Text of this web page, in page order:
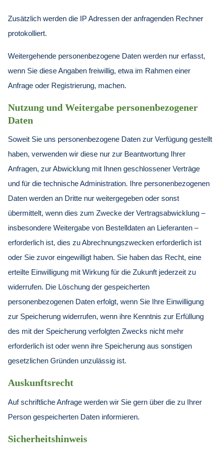
Zusätzlich werden die IP Adressen der anfragenden Rechner
protokolliert.
Weitergehende personenbezogene Daten werden nur erfasst,
wenn Sie diese Angaben freiwillig, etwa im Rahmen einer
Anfrage oder Registrierung, machen.
Nutzung und Weitergabe personenbezogener
Daten
Soweit Sie uns personenbezogene Daten zur Verfügung gestellt
haben, verwenden wir diese nur zur Beantwortung Ihrer
Anfragen, zur Abwicklung mit Ihnen geschlossener Verträge
und für die technische Administration. Ihre personenbezogenen
Daten werden an Dritte nur weitergegeben oder sonst
übermittelt, wenn dies zum Zwecke der Vertragsabwicklung –
insbesondere Weitergabe von Bestelldaten an Lieferanten –
erforderlich ist, dies zu Abrechnungszwecken erforderlich ist
oder Sie zuvor eingewilligt haben. Sie haben das Recht, eine
erteilte Einwilligung mit Wirkung für die Zukunft jederzeit zu
widerrufen. Die Löschung der gespeicherten
personenbezogenen Daten erfolgt, wenn Sie Ihre Einwilligung
zur Speicherung widerrufen, wenn ihre Kenntnis zur Erfüllung
des mit der Speicherung verfolgten Zwecks nicht mehr
erforderlich ist oder wenn ihre Speicherung aus sonstigen
gesetzlichen Gründen unzulässig ist.
Auskunftsrecht
Auf schriftliche Anfrage werden wir Sie gern über die zu Ihrer
Person gespeicherten Daten informieren.
Sicherheitshinweis